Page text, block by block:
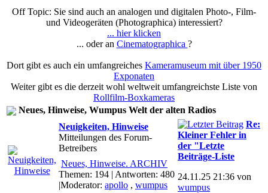
Off Topic: Sie sind auch an analogen und digitalen Photo-, Film-
und Videogeräten (Photographica) interessiert?
... hier klicken
... oder an Cinematographica ?
Dort gibt es auch ein umfangreiches Kameramuseum mit über 1950
Exponaten
Weiter gibt es die derzeit wohl weltweit umfangreichste Liste von
Rollfilm-Boxkameras
Neues, Hinweise, Wumpus Welt der alten Radios
Neuigkeiten, Hinweise
Mitteilungen des Forum-
Betreibers
Neues, Hinweise. ARCHIV
Themen: 194 | Antworten: 480
|Moderator: apollo , wumpus
Re:
Kleiner Fehler in
der "Letzte
Beiträge-Liste
24.11.25 21:36 von
wumpus